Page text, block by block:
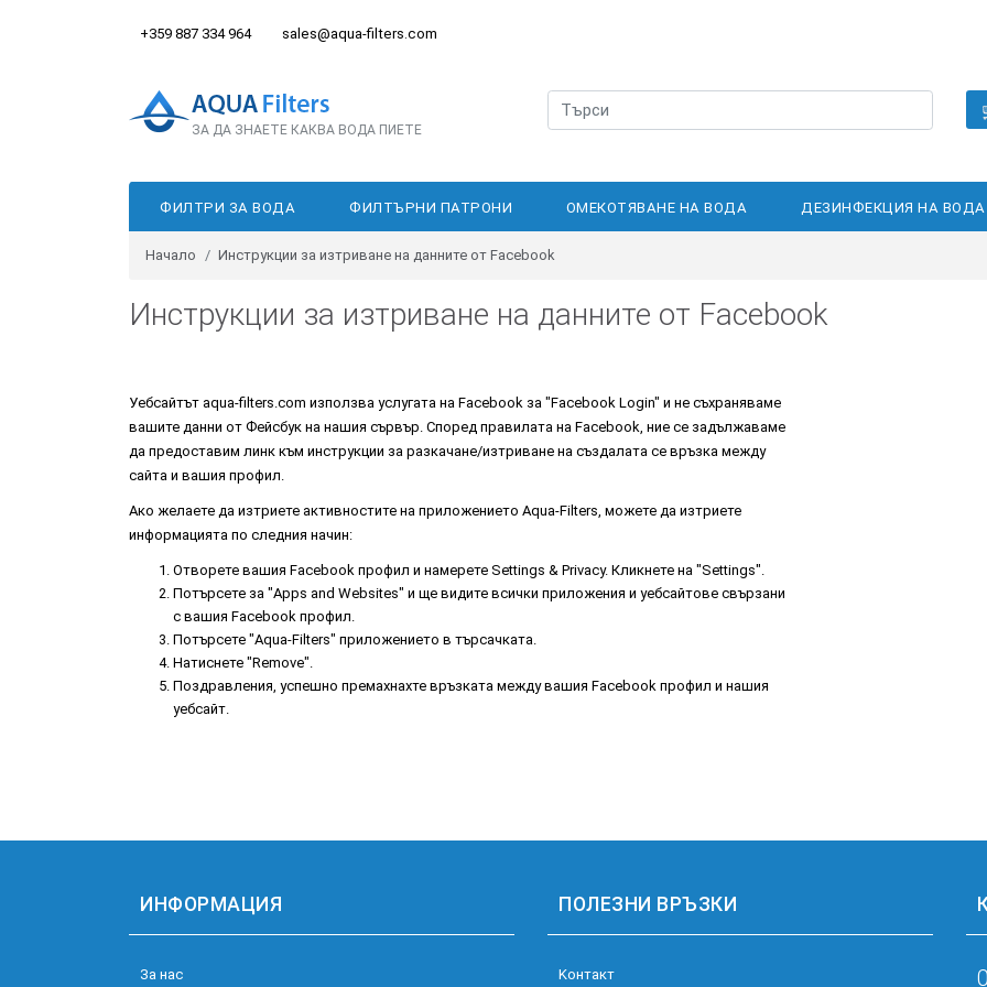
+359 887 334 964 sales@aqua-filters.com
ЗА ДА ЗНАЕТЕ КАКВА ВОДА ПИЕТЕ
ФИЛТРИ ЗА ВОДА ФИЛТЪРНИ ПАТРОНИ ОМЕКОТЯВАНЕ НА ВОДА ДЕЗИНФЕКЦИЯ НА ВОДА
Начало Инструкции за изтриване на данните от Facebook
Инструкции за изтриване на данните от Facebook
Уебсайтът aqua-filters.com използва услугата на Facebook за "Facebook Login" и не съхраняваме
вашите данни от Фейсбук на нашия сървър. Според правилата на Facebook, ние се задължаваме
да предоставим линк към инструкции за разкачане/изтриване на създалата се връзка между
сайта и вашия профил.
Ако желаете да изтриете активностите на приложението Aqua-Filters, можете да изтриете
информацията по следния начин:
Отворете вашия Facebook профил и намерете Settings & Privacy. Кликнете на "Settings".
Потърсете за "Apps and Websites" и ще видите всички приложения и уебсайтове свързани
с вашия Facebook профил.
Потърсете "Aqua-Filters" приложението в търсачката.
Натиснете "Remove".
Поздравления, успешно премахнахте връзката между вашия Facebook профил и нашия
уебсайт.
ИНФОРМАЦИЯ
За нас
ПОЛЕЗНИ ВРЪЗКИ
Kонтакт